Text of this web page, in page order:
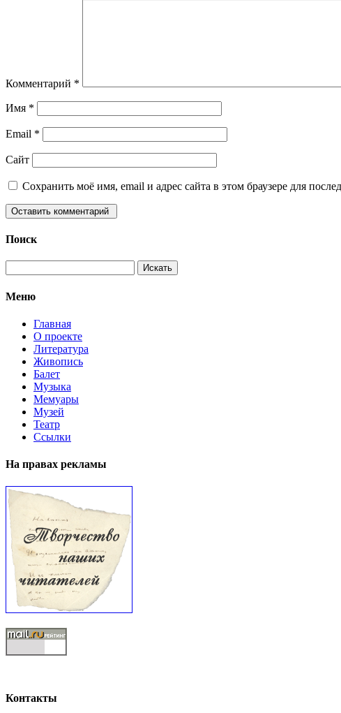
Комментарий *
Имя *
Email *
Сайт
Сохранить моё имя, email и адрес сайта в этом браузере для
Поиск
Меню
Главная
О проекте
Литература
Живопись
Балет
Музыка
Мемуары
Музей
Театр
Ссылки
На правах рекламы
Контакты